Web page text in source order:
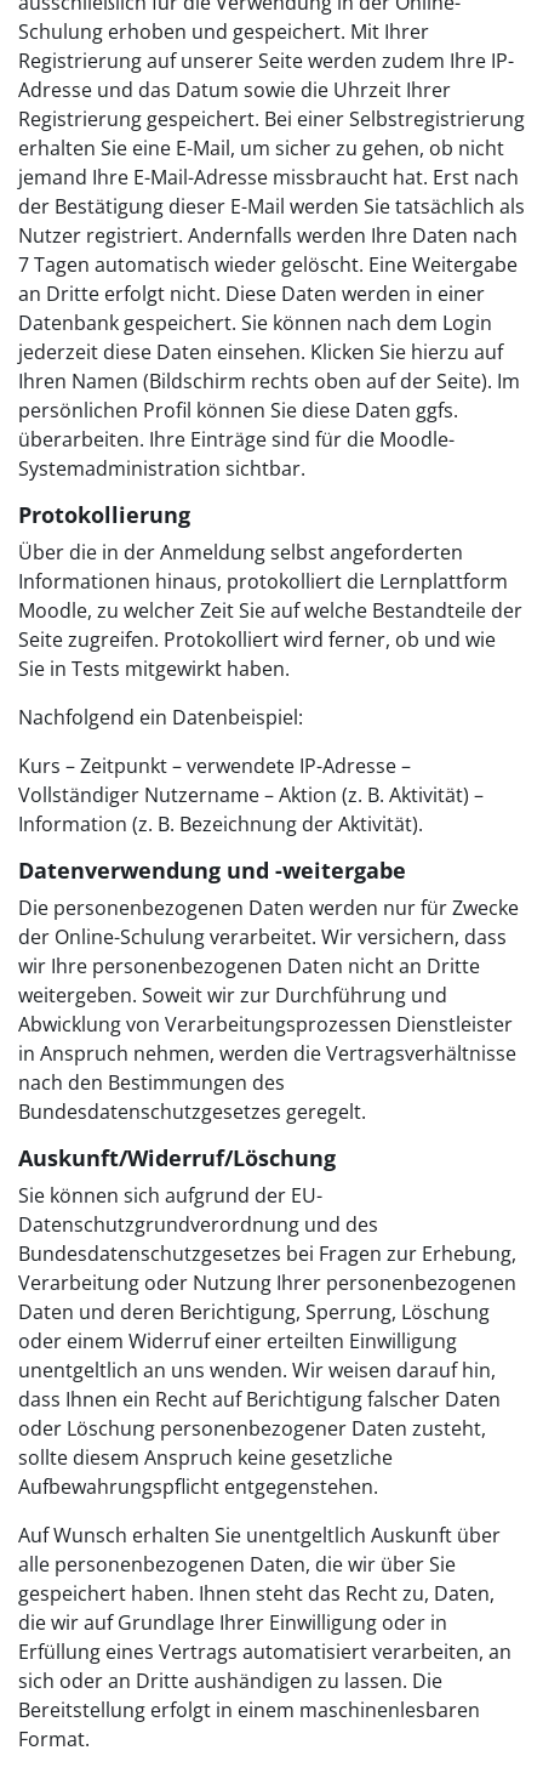
Schulung erhoben und gespeichert. Mit Ihrer
Registrierung auf unserer Seite werden zudem Ihre IP-
Adresse und das Datum sowie die Uhrzeit Ihrer
Registrierung gespeichert. Bei einer Selbstregistrierung
erhalten Sie eine E-Mail, um sicher zu gehen, ob nicht
jemand Ihre E-Mail-Adresse missbraucht hat. Erst nach
der Bestätigung dieser E-Mail werden Sie tatsächlich als
Nutzer registriert. Andernfalls werden Ihre Daten nach
7 Tagen automatisch wieder gelöscht. Eine Weitergabe
an Dritte erfolgt nicht. Diese Daten werden in einer
Datenbank gespeichert. Sie können nach dem Login
jederzeit diese Daten einsehen. Klicken Sie hierzu auf
Ihren Namen (Bildschirm rechts oben auf der Seite). Im
persönlichen Profil können Sie diese Daten ggfs.
überarbeiten. Ihre Einträge sind für die Moodle-
Systemadministration sichtbar.
Protokollierung
Über die in der Anmeldung selbst angeforderten
Informationen hinaus, protokolliert die Lernplattform
Moodle, zu welcher Zeit Sie auf welche Bestandteile der
Seite zugreifen. Protokolliert wird ferner, ob und wie
Sie in Tests mitgewirkt haben.
Nachfolgend ein Datenbeispiel:
Kurs – Zeitpunkt – verwendete IP-Adresse –
Vollständiger Nutzername – Aktion (z. B. Aktivität) –
Information (z. B. Bezeichnung der Aktivität).
Datenverwendung und -weitergabe
Die personenbezogenen Daten werden nur für Zwecke
der Online-Schulung verarbeitet. Wir versichern, dass
wir Ihre personenbezogenen Daten nicht an Dritte
weitergeben. Soweit wir zur Durchführung und
Abwicklung von Verarbeitungsprozessen Dienstleister
in Anspruch nehmen, werden die Vertragsverhältnisse
nach den Bestimmungen des
Bundesdatenschutzgesetzes geregelt.
Auskunft/Widerruf/Löschung
Sie können sich aufgrund der EU-
Datenschutzgrundverordnung und des
Bundesdatenschutzgesetzes bei Fragen zur Erhebung,
Verarbeitung oder Nutzung Ihrer personenbezogenen
Daten und deren Berichtigung, Sperrung, Löschung
oder einem Widerruf einer erteilten Einwilligung
unentgeltlich an uns wenden. Wir weisen darauf hin,
dass Ihnen ein Recht auf Berichtigung falscher Daten
oder Löschung personenbezogener Daten zusteht,
sollte diesem Anspruch keine gesetzliche
Aufbewahrungspflicht entgegenstehen.
Auf Wunsch erhalten Sie unentgeltlich Auskunft über
alle personenbezogenen Daten, die wir über Sie
gespeichert haben. Ihnen steht das Recht zu, Daten,
die wir auf Grundlage Ihrer Einwilligung oder in
Erfüllung eines Vertrags automatisiert verarbeiten, an
sich oder an Dritte aushändigen zu lassen. Die
Bereitstellung erfolgt in einem maschinenlesbaren
Format.